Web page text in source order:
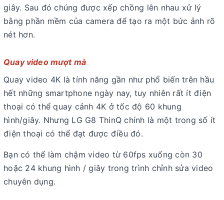
giây. Sau đó chúng được xếp chồng lên nhau xử lý
bằng phần mềm của camera để tạo ra một bức ảnh rõ
nét hơn.
Quay video mượt mà
Quay video 4K là tính năng gần như phổ biến trên hầu
hết những smartphone ngày nay, tuy nhiên rất ít điện
thoại có thể quay cảnh 4K ở tốc độ 60 khung
hình/giây. Nhưng LG G8 ThinQ chính là một trong số ít
điện thoại có thể đạt được điều đó.
Bạn có thể làm chậm video từ 60fps xuống còn 30
hoặc 24 khung hình / giây trong trình chỉnh sửa video
chuyên dụng.